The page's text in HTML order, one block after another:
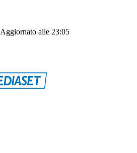
Aggiornato alle 23:05